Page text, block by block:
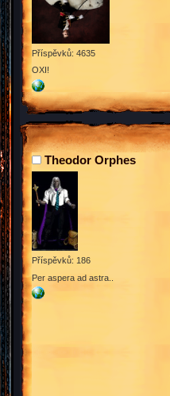
Příspěvků: 4635
OXI!
Theodor Orphes
Příspěvků: 186
Per aspera ad astra..